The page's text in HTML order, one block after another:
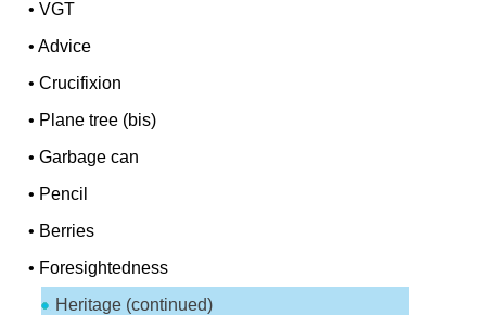
•VGT
•Advice
•Crucifixion
• Plane tree (bis)
•Garbage can
• Pencil
• Berries
• Foresightedness
Heritage (continued)